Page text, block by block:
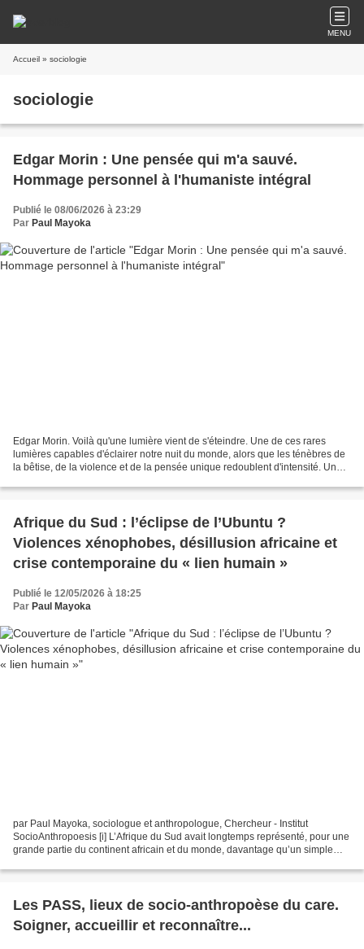
MENU
Accueil » sociologie
sociologie
Edgar Morin : Une pensée qui m'a sauvé.
Hommage personnel à l'humaniste intégral
Publié le 08/06/2026 à 23:29
Par Paul Mayoka
Edgar Morin. Voilà qu'une lumière vient de s'éteindre. Une de ces rares
lumières capables d'éclairer notre nuit du monde, alors que les ténèbres de
la bêtise, de la violence et de la pensée unique redoublent d'intensité. Un
Afrique du Sud : l’éclipse de l’Ubuntu ?
Violences xénophobes, désillusion africaine et
crise contemporaine du « lien humain »
Publié le 12/05/2026 à 18:25
Par Paul Mayoka
par Paul Mayoka, sociologue et anthropologue, Chercheur - Institut
SocioAnthropoesis [i] L’Afrique du Sud avait longtemps représenté, pour une
grande partie du continent africain et du monde, davantage qu’un simple
Les PASS, lieux de socio-anthropoèse du care.
Soigner, accueillir et reconnaître...